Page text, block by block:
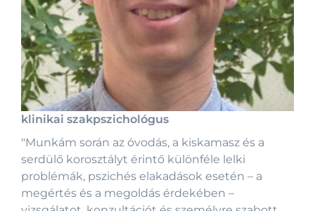
klinikai szakpszichológus
"Munkám során az óvodás, a kiskamasz és a
serdülő korosztályt érintő különféle lelki
problémák, pszichés elakadások esetén – a
megértés és a megoldás érdekében –